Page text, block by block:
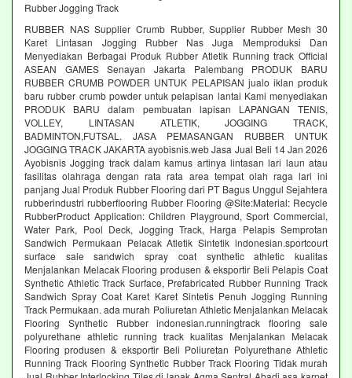
Rubber Jogging Track
RUBBER NAS Supplier Crumb Rubber, Supplier Rubber Mesh 30
Karet Lintasan Jogging Rubber Nas Juga Memproduksi Dan
Menyediakan Berbagai Produk Rubber Atletik Running track Official
ASEAN GAMES Senayan Jakarta Palembang PRODUK BARU
RUBBER CRUMB POWDER UNTUK PELAPISAN jualo iklan produk
baru rubber crumb powder untuk pelapisan lantai Kami menyediakan
PRODUK BARU dalam pembuatan lapisan LAPANGAN TENIS,
VOLLEY, LINTASAN ATLETIK, JOGGING TRACK,
BADMINTON,FUTSAL. JASA PEMASANGAN RUBBER UNTUK
JOGGING TRACK JAKARTA ayobisnis.web Jasa Jual Beli 14 Jan 2026
Ayobisnis Jogging track dalam kamus artinya lintasan lari laun atau
fasilitas olahraga dengan rata rata area tempat olah raga lari ini
panjang Jual Produk Rubber Flooring dari PT Bagus Unggul Sejahtera
rubberindustri rubberflooring Rubber Flooring @Site:Material: Recycle
RubberProduct Application: Children Playground, Sport Commercial,
Water Park, Pool Deck, Jogging Track, Harga Pelapis Semprotan
Sandwich Permukaan Pelacak Atletik Sintetik indonesian.sportcourt
surface sale sandwich spray coat synthetic athletic kualitas
Menjalankan Melacak Flooring produsen & eksportir Beli Pelapis Coat
Synthetic Athletic Track Surface, Prefabricated Rubber Running Track
Sandwich Spray Coat Karet Karet Sintetis Penuh Jogging Running
Track Permukaan. ada murah Poliuretan Athletic Menjalankan Melacak
Flooring Synthetic Rubber indonesian.runningtrack flooring sale
polyurethane athletic running track kualitas Menjalankan Melacak
Flooring produsen & eksportir Beli Poliuretan Polyurethane Athletic
Running Track Flooring Synthetic Rubber Track Flooring Tidak murah